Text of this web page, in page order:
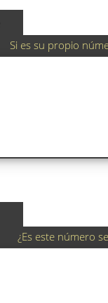
Si es su propio
¿Es este número